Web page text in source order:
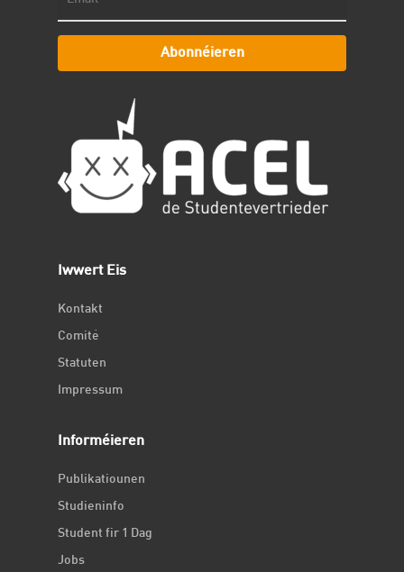
Abonnéieren
Iwwert Eis
Kontakt
Comité
Statuten
Impressum
Informéieren
Publikatiounen
Studieninfo
Student fir 1 Dag
Jobs